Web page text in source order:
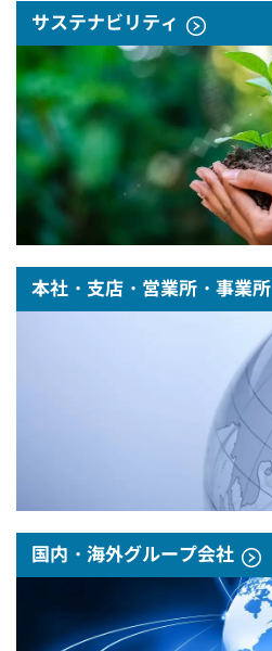
サステナビリティ
本社・支店・営業所・事業所
国内・海外グループ会社